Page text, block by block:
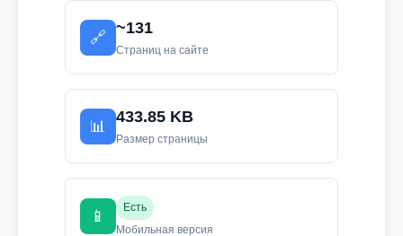
🔗
~131
Страниц на сайте
📊
433.85 KB
Размер страницы
📱
Есть
Мобильная версия